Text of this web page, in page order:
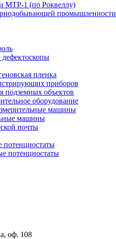
МТР-1 (по Роквеллу)
промышленности
дефектоскопы
пленка
приборов
подземных объектов
оборудование
машины
машины
почты
потенциостаты
потенциостаты
оф. 108